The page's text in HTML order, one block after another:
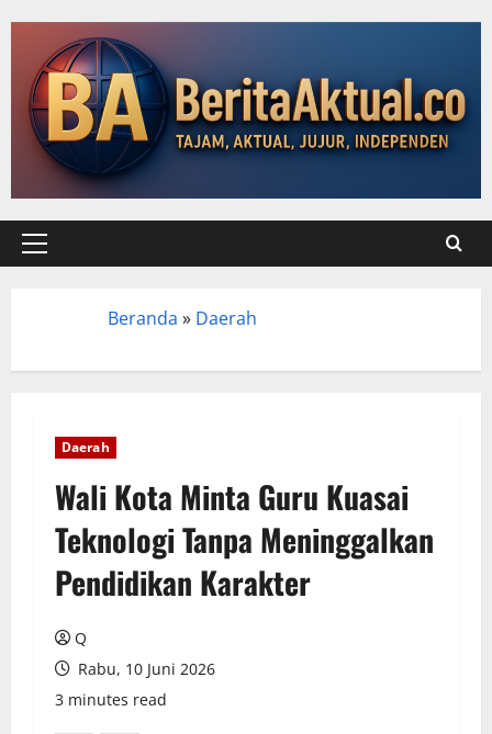
Beranda » Daerah
Daerah
Wali Kota Minta Guru Kuasai
Teknologi Tanpa Meninggalkan
Pendidikan Karakter
Q
Rabu, 10 Juni 2026
3 minutes read